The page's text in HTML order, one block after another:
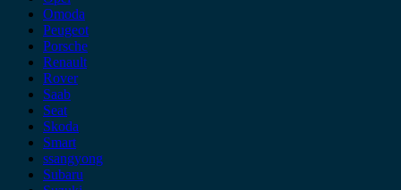
Omoda
Peugeot
Porsche
Renault
Rover
Saab
Seat
Skoda
Smart
ssangyong
Subaru